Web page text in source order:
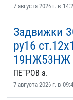
7 августа 2026 г. в
Задвижки
ру16
19НЖ53НЖ
ПЕТРОВ а.
7 августа 2026 г. в